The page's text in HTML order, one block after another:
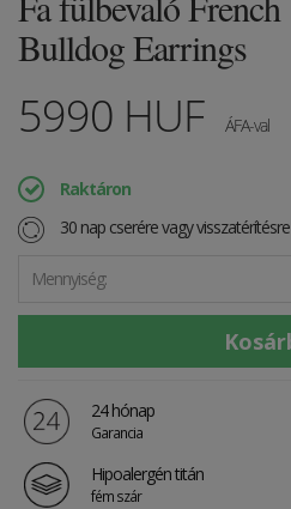
Bulldog Earrings
5990 HUF ÁFA-val
Raktáron
30 nap cserére vagy visszatérítésre
Mennyiség:
24 hónap
Garancia
Hipoalergén titán
fém szár